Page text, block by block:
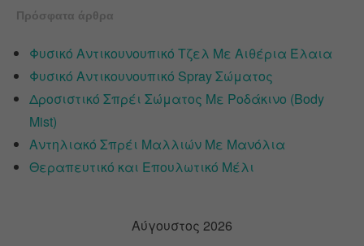
Πρόσφατα άρθρα
Φυσικό Αντικουνουπικό Τζελ Με Αιθέρια Έλαια
Φυσικό Αντικουνουπικό Spray Σώματος
Δροσιστικό Σπρέι Σώματος Με Ροδάκινο (Body
Mist)
Αντηλιακό Σπρέι Μαλλιών Με Μανόλια
Θεραπευτικό και Επουλωτικό Μέλι
Αύγουστος 2026